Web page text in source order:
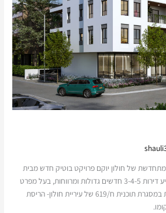
של חולון יוקם פרויקט בוטיק חדש מבית
היוצר של חברתנו הפרויקט יציע דירות 3-4-5 חדשים גדולות ומרווחות, בעל מפרט
גבוה ואיכותי התוכנית מקודמת במסגרת תוכנית ח/619 של עיריית חולון- הריסת